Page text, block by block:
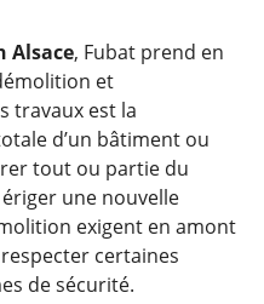
Alsace, Fubat prend en
et
travaux est la
d’un bâtiment ou
tout ou partie du
une nouvelle
exigent en amont
certaines
de sécurité.